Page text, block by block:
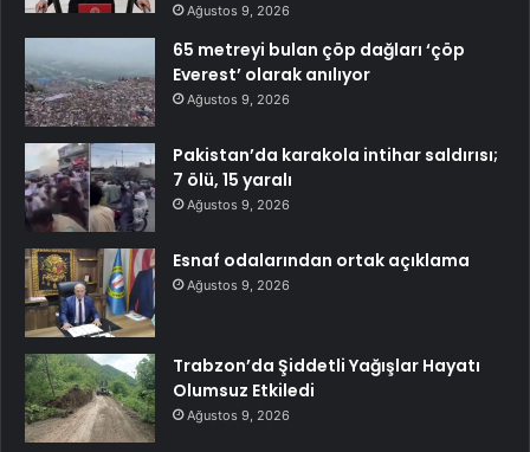
Ağustos 9, 2026
65 metreyi bulan çöp dağları ‘çöp
Everest’ olarak anılıyor
Ağustos 9, 2026
Pakistan’da karakola intihar saldırısı;
7 ölü, 15 yaralı
Ağustos 9, 2026
Esnaf odalarından ortak açıklama
Ağustos 9, 2026
Trabzon’da Şiddetli Yağışlar Hayatı
Olumsuz Etkiledi
Ağustos 9, 2026